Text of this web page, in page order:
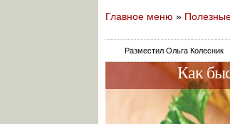
Главное меню »
Разместил Ольга Колесник
Как